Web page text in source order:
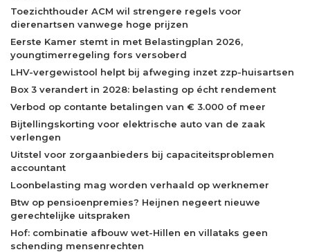
Toezichthouder ACM wil strengere regels voor
dierenartsen vanwege hoge prijzen
Eerste Kamer stemt in met Belastingplan 2026,
youngtimerregeling fors versoberd
LHV-vergewistool helpt bij afweging inzet zzp-huisartsen
Box 3 verandert in 2028: belasting op écht rendement
Verbod op contante betalingen van € 3.000 of meer
Bijtellingskorting voor elektrische auto van de zaak
verlengen
Uitstel voor zorgaanbieders bij capaciteitsproblemen
accountant
Loonbelasting mag worden verhaald op werknemer
Btw op pensioenpremies? Heijnen negeert nieuwe
gerechtelijke uitspraken
Hof: combinatie afbouw wet-Hillen en villataks geen
schending mensenrechten